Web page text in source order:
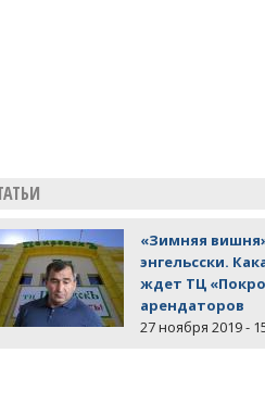
«Зимняя
энгельсски.
ждет ТЦ
арендаторов
27 ноября 2019 -